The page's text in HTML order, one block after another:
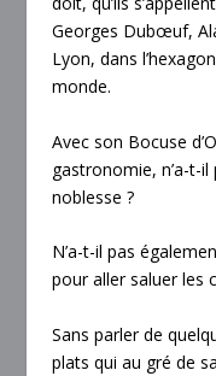
Georges Dubœuf,
Lyon, dans
monde.
Avec son Bocuse
gastronomie, n’a-t-
noblesse ?
N’a-t-il pas
pour aller saluer les
Sans parler de
plats qui au gré de